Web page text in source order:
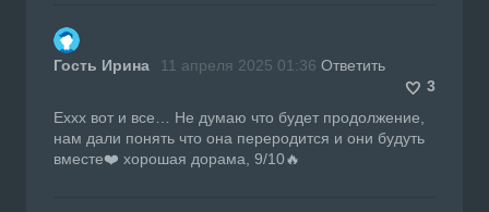
Гость Ирина 11 апреля 2025 01:36 Ответить
3
Еххх вот и все… Не думаю что будет продолжение,
нам дали понять что она переродится и они будуть
вместе❤️ хорошая дорама, 9/10🔥